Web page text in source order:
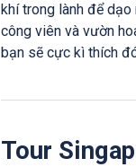
khí trong lành để
công viên và vườn
bạn sẽ cực kì thích
Tour